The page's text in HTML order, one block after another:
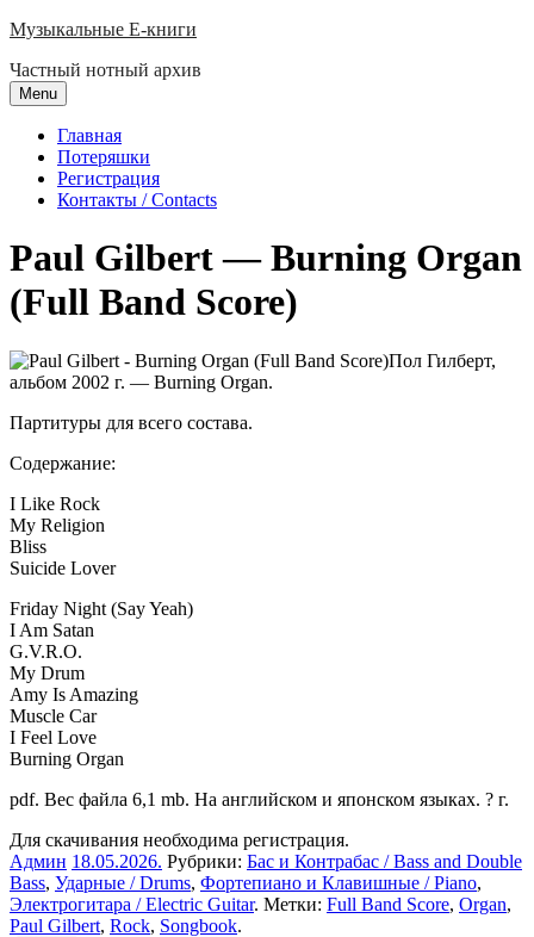
Skip
content
Музыкальные E-книги
Частный нотный архив
Menu
Главная
Потеряшки
Регистрация
Контакты / Contacts
Paul Gilbert — Burning Organ
(Full Band Score)
Пол Гилберт,
альбом 2002 г. — Burning Organ.
Партитуры для всего состава.
Содержание:
I Like Rock
My Religion
Bliss
Suicide Lover
Friday Night (Say Yeah)
I Am Satan
G.V.R.O.
My Drum
Amy Is Amazing
Muscle Car
I Feel Love
Burning Organ
pdf. Вес файла 6,1 mb. На английском и японском языках. ? г.
Для скачивания необходима регистрация.
Админ 18.05.2026. Рубрики: Бас и Контрабас / Bass and Double
Bass, Ударные / Drums, Фортепиано и Клавишные / Piano,
Электрогитара / Electric Guitar. Метки: Full Band Score, Organ,
Paul Gilbert, Rock, Songbook.